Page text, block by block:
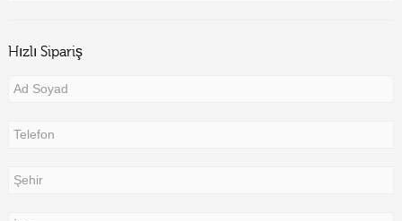
Hızlı Sipariş